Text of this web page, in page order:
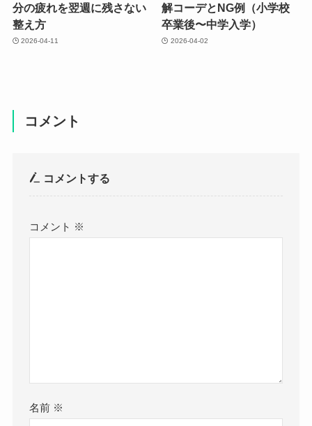
分の疲れを翌週に残さない
整え方
2026-04-11
解コーデとNG例（小学校
卒業後〜中学入学）
2026-04-02
コメント
コメントする
コメント ※
名前 ※